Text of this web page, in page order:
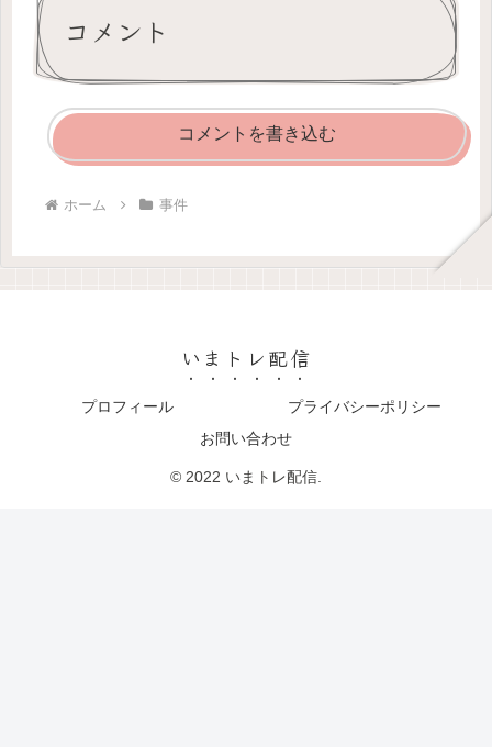
コメント
コメントを書き込む
ホーム 事件
いまトレ配信
プロフィール
プライバシーポリシー
お問い合わせ
© 2022 いまトレ配信.